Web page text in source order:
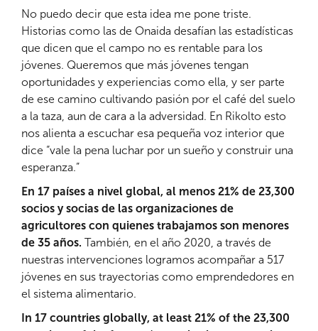
No puedo decir que esta idea me pone triste.
Historias como las de Onaida desafían las estadísticas
que dicen que el campo no es rentable para los
jóvenes. Queremos que más jóvenes tengan
oportunidades y experiencias como ella, y ser parte
de ese camino cultivando pasión por el café del suelo
a la taza, aun de cara a la adversidad. En Rikolto esto
nos alienta a escuchar esa pequeña voz interior que
dice “vale la pena luchar por un sueño y construir una
esperanza.”
En 17 países a nivel global, al menos 21% de 23,300
socios y socias de las organizaciones de
agricultores con quienes trabajamos son menores
de 35 años. También, en el año 2020, a través de
nuestras intervenciones logramos acompañar a 517
jóvenes en sus trayectorias como emprendedores en
el sistema alimentario.
In 17 countries globally, at least 21% of the 23,300